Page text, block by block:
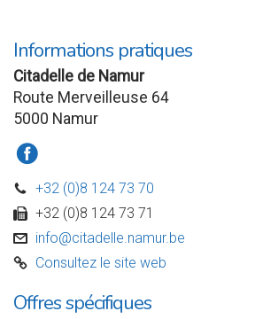
Informations pratiques
Citadelle de Namur
Route Merveilleuse 64
5000 Namur
a
D +32 (0)8 124 73 70
w +32 (0)8 124 73 71
v info@citadelle.namur.be
C Consultez le site web
Offres spécifiques